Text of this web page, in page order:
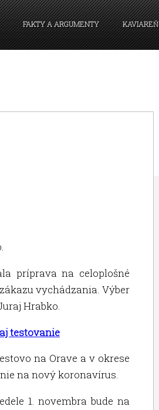
FAKTY A ARGUMENTY KAVIAREŇ
príprava na celoplošné
vychádzania. Výber
Hrabko.
testovanie
na Orave a v okrese
na nový koronavírus.
1. novembra bude na